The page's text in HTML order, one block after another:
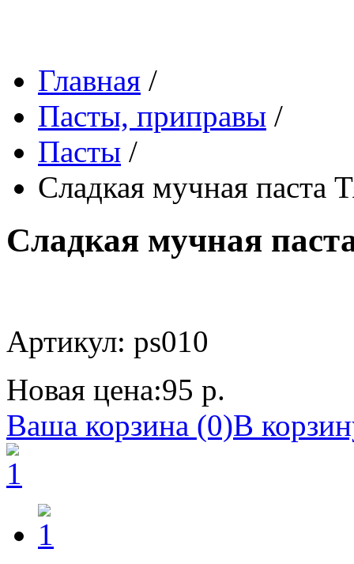
Главная /
Пасты, приправы /
Пасты /
Сладкая мучная паста
Сладкая мучная
Артикул: ps010
Новая цена:95 р.
Ваша корзина (0)В